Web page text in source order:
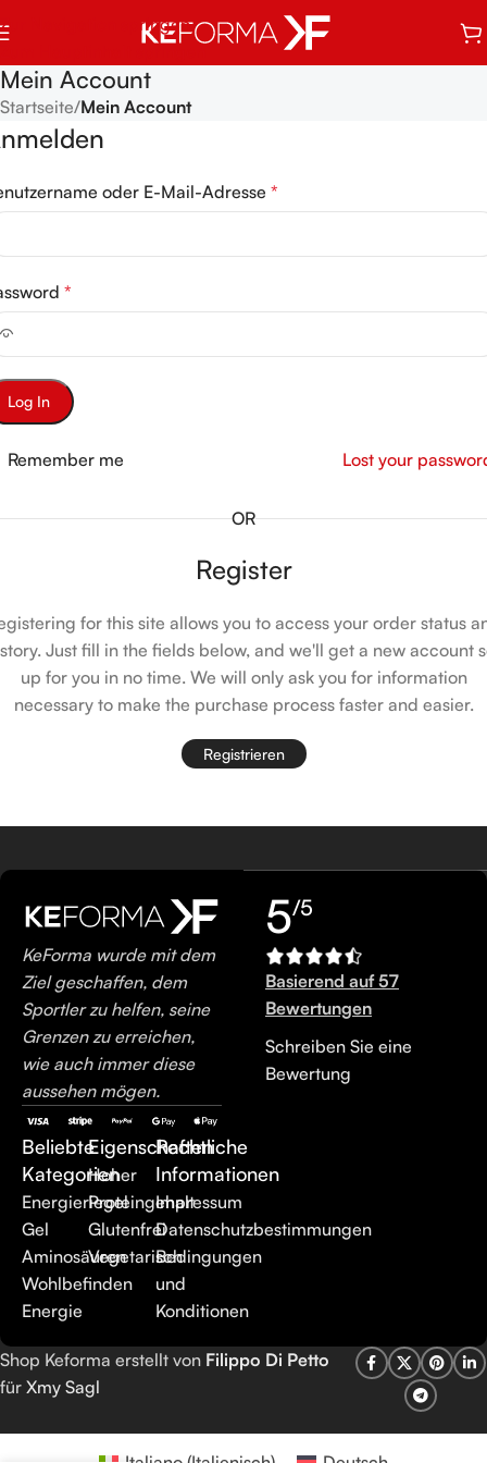
Zur Navigation springen
Mein Account
Startseite/Mein Account
oder E-Mail-Adresse *
*
Log In
Lost your
Remember me
OR
Register
for this site allows you to access your order status
Just fill in the fields below, and we'll get a new account
up for you in no time. We will only ask you for information
necessary to make the purchase process faster and easier.
Registrieren
KeForma wurde mit dem
Ziel geschaffen, dem
Sportler zu helfen, seine
Grenzen zu erreichen,
wie auch immer diese
aussehen mögen.
Beliebte
Kategorien
Energieriegel
Gel
Aminosäuren
Wohlbefinden
Energie
Eigenschaften
Hoher
Proteingehalt
Glutenfrei
Vegetarisch
Rechtliche
Informationen
Impressum
Datenschutzbestimmungen
Bedingungen
und
Konditionen
5/5
Basierend auf 57
Bewertungen
Schreiben Sie eine
Bewertung
Shop Keforma erstellt von Filippo Di Petto
für Xmy Sagl